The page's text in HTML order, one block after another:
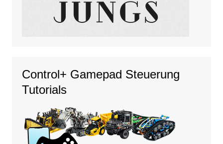
Control+ Gamepad Steuerung
Tutorials